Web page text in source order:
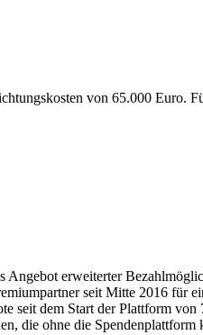
von 65.000 Euro.
Angebot erweiterter
seit Mitte 2016 für
seit dem Start der Plattform von
die ohne die Spendenplattform